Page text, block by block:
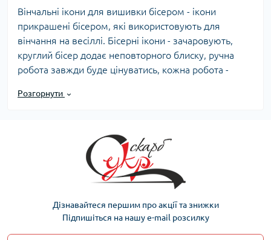
Вінчальні ікони для вишивки бісером - ікони
прикрашені бісером, які використовують для
вінчання на весіллі. Бісерні ікони - зачаровують,
круглий бісер додає неповторного блиску, ручна
робота завжди буде цінуватись, кожна робота -
прихований в його об'ємній структурі
В давнину ікони писали, матеріали були дорогі,
відповідно ікони були не доступні для простих
людей. В сучасному світі, дуже багато друкованих
ікон. Не так давно, ікони почали вишивати ікони для
вінчання бісером. Лики у вишитих бісером ікон
завжди не зашиваються. Вишиті ікони - освячують.
Розгорнути
Дізнавайтеся першим про акції та знижки
Підпишіться на нашу e-mail розсилку